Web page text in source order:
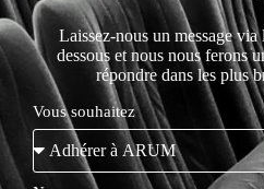
Laissez-nous un message
dessous et nous nous ferons
répondre dans les plus
Vous souhaitez